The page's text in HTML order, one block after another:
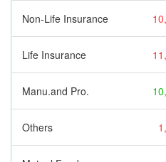
Non-Life Insurance
Life Insurance
Manu.and Pro.
Others